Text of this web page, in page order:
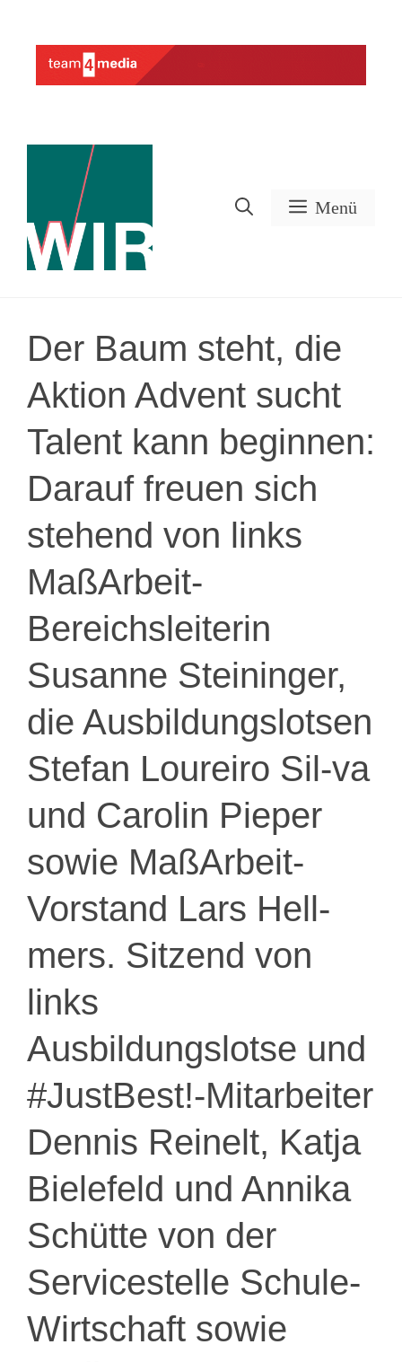
springen
Menü
Der Baum steht, die
Aktion Advent sucht
Talent kann beginnen:
Darauf freuen sich
stehend von links
MaßArbeit-
Bereichsleiterin
Susanne Steininger,
die Ausbildungslotsen
Stefan Loureiro Sil-va
und Carolin Pieper
sowie MaßArbeit-
Vorstand Lars Hell-
mers. Sitzend von
links
Ausbildungslotse und
#JustBest!-Mitarbeiter
Dennis Reinelt, Katja
Bielefeld und Annika
Schütte von der
Servicestelle Schule-
Wirtschaft sowie